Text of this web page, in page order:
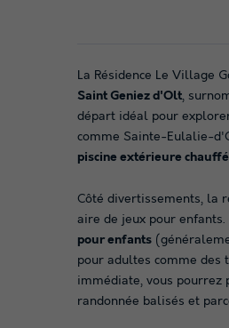
La Résidence Le Village
Saint Geniez d'Olt,
départ idéal pour
comme Sainte-Eulalie-
piscine extérieure
Côté divertissements, la
aire de jeux pour
pour enfants
pour adultes comme des
immédiate, vous
randonnée balisés et